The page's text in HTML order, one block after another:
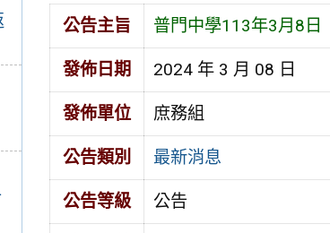
公告主旨 普門中學113年3月8日
發佈日期 2024 年 3 月 08 日
發佈單位 庶務組
公告類別 最新消息
公告等級 公告